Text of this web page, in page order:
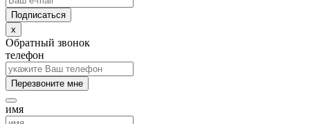
x
Обратный звонок
телефон
Перезвоните мне
имя